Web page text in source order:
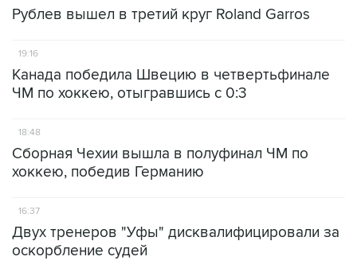
Рублев вышел в третий круг Roland Garros
19:16
Канада победила Швецию в четвертьфинале
ЧМ по хоккею, отыгравшись с 0:3
18:48
Сборная Чехии вышла в полуфинал ЧМ по
хоккею, победив Германию
16:37
Двух тренеров "Уфы" дисквалифицировали за
оскорбление судей